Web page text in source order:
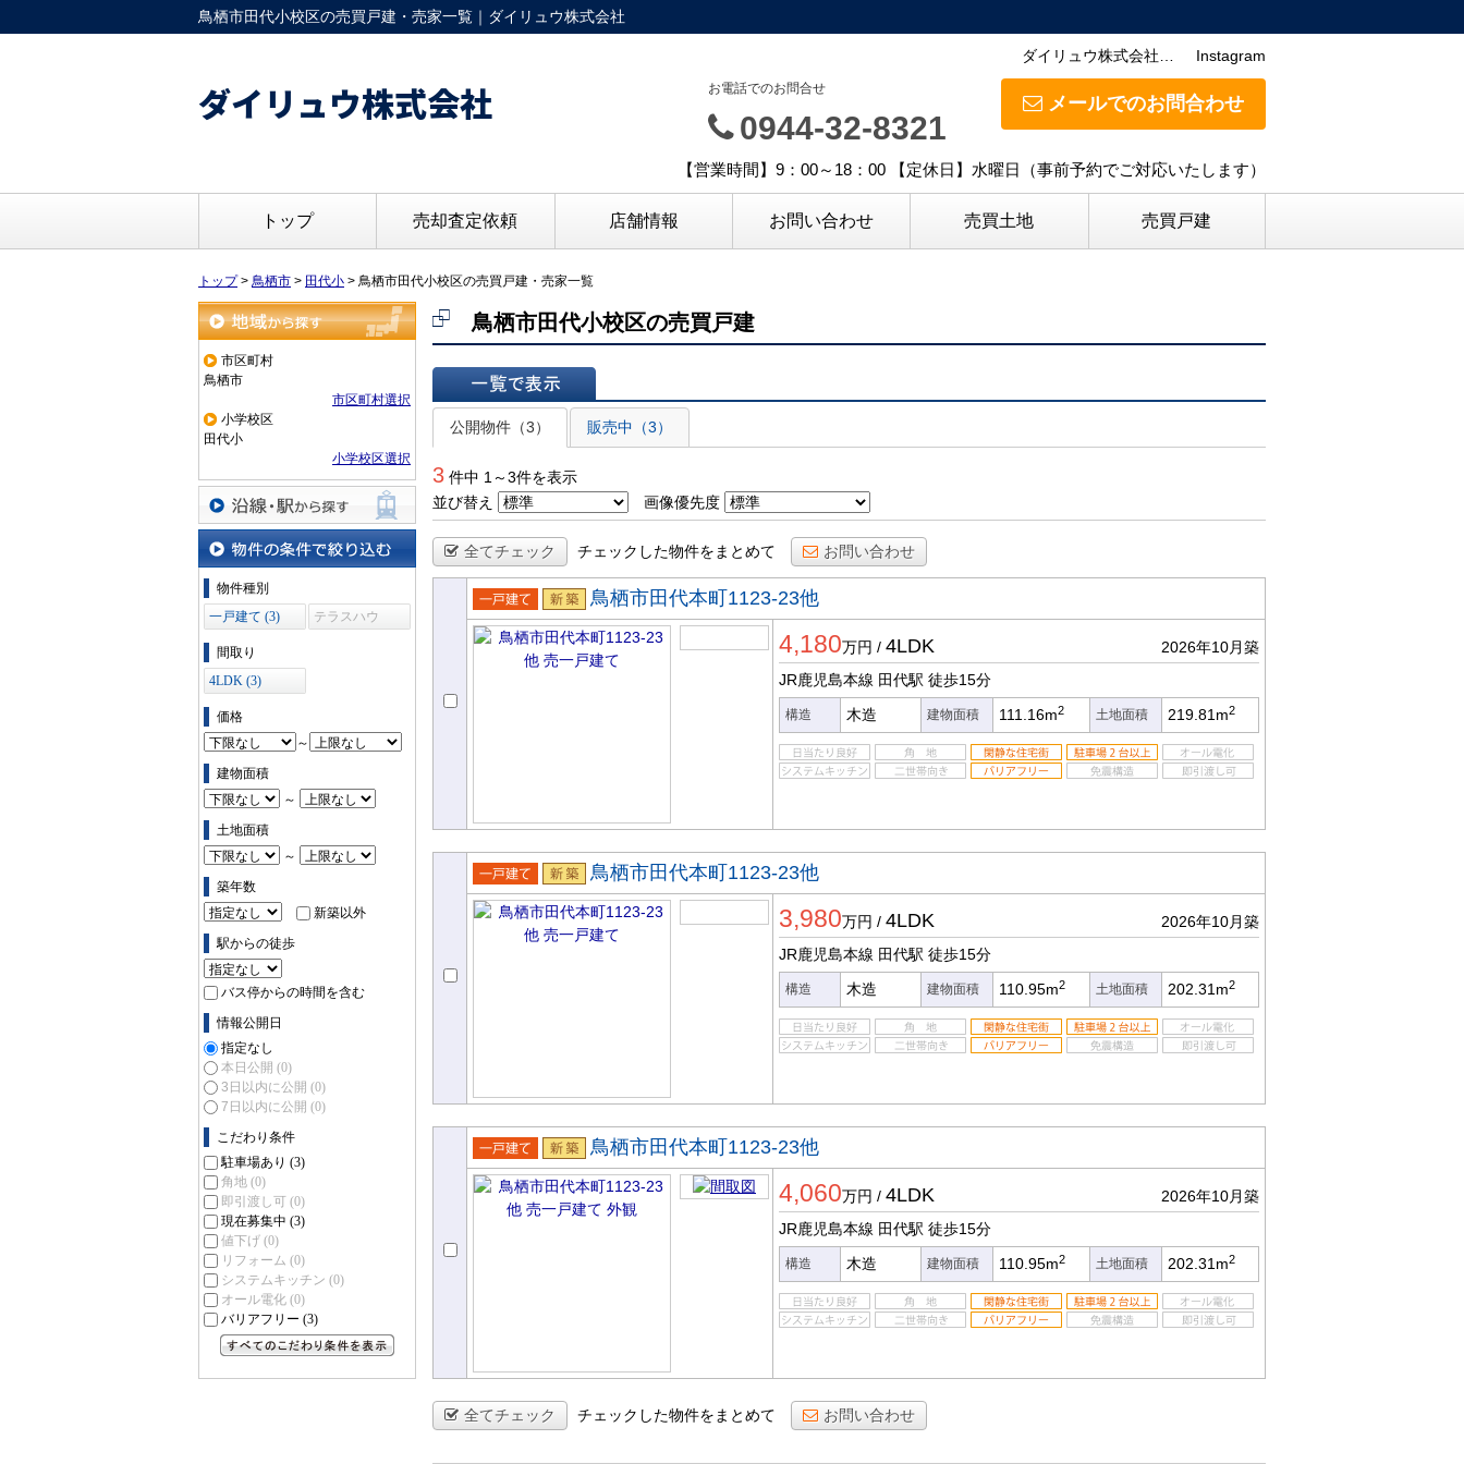
鳥栖市田代小校区の売買戸建・売家一覧｜ダイリュウ株式会社
ダイリュウ株式会社… Instagram
ダイリュウ株式会社 メールでのお問合わせ
お電話でのお問合せ
0944-32-8321
【営業時間】9：00～18：00 【定休日】水曜日（事前予約でご対応いたします）
トップ 売却査定依頼 店舗情報 お問い合わせ 売買土地 売買戸建
トップ> 鳥栖市 > 田代小 > 鳥栖市田代小校区の売買戸建・売家一覧
地域から探す
市区町村
鳥栖市
市区町村選択
小学校区
田代小
小学校区選択
沿線・駅から探す
物件の条件で絞り込む
物件種別
一戸建て (3)
テラスハウ
間取り
4LDK (3)
価格
～
建物面積
～
土地面積
～
築年数
新築以外
駅からの徒歩
バス停からの時間を含む
情報公開日
指定なし
本日公開 (0)
3日以内に公開 (0)
7日以内に公開 (0)
こだわり条件
駐車場あり (3)
角地 (0)
即引渡し可 (0)
現在募集中 (3)
値下げ (0)
リフォーム (0)
システムキッチン (0)
オール電化 (0)
バリアフリー (3)
鳥栖市田代小校区の売買戸建
一覧で表示
公開物件（3）
販売中（3）
3 件中 1～3件を表示
並び替え
画像優先度
全てチェック チェックした物件をまとめて お問い合わせ
売一戸建
て
新築
鳥栖市田代本町1123-23他
4,180万円 / 4LDK
2026年10月築
JR鹿児島本線 田代駅 徒歩15分
構造 木造 建物面積 111.16m2 土地面積 219.81m2
売一戸建
て
新築
鳥栖市田代本町1123-23他
3,980万円 / 4LDK
2026年10月築
JR鹿児島本線 田代駅 徒歩15分
構造 木造 建物面積 110.95m2 土地面積 202.31m2
売一戸建
て
新築
鳥栖市田代本町1123-23他
4,060万円 / 4LDK
2026年10月築
JR鹿児島本線 田代駅 徒歩15分
構造 木造 建物面積 110.95m2 土地面積 202.31m2
全てチェック チェックした物件をまとめて お問い合わせ